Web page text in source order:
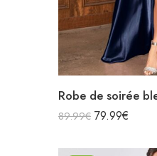
89.99€ 79.99€